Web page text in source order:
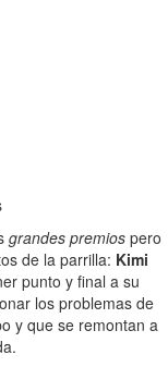
grandes premios pero
de la parrilla: Kimi
punto y final a su
los problemas de
y que se remontan a